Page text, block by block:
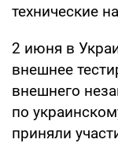
технические
2 июня в
внешнее
внешнего
по
приняли